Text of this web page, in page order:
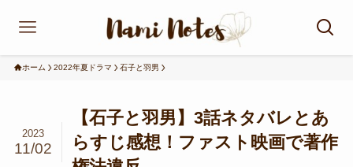
ホーム 2022年夏ドラマ 石子と羽男
【石子と羽男】3話ネタバレとあ
らすじ感想！ファスト映画で著作
2023
11/02